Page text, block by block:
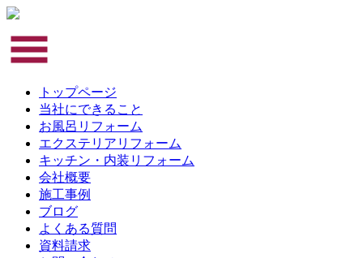
トップページ
当社にできること
お風呂リフォーム
エクステリアリフォーム
キッチン・内装リフォーム
会社概要
施工事例
ブログ
よくある質問
資料請求